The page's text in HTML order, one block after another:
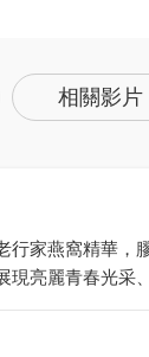
相關影片
家燕窩精華
亮麗青春光采